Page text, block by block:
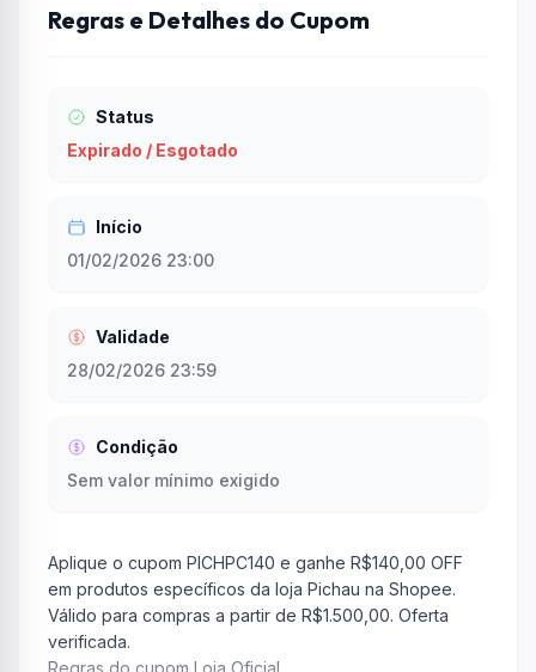
Regras e Detalhes do Cupom
Status
Expirado / Esgotado
Início
01/02/2026 23:00
Validade
28/02/2026 23:59
Condição
Sem valor mínimo exigido
Aplique o cupom PICHPC140 e ganhe R$140,00 OFF
em produtos específicos da loja Pichau na Shopee.
Válido para compras a partir de R$1.500,00. Oferta
verificada.
Regras do cupom Loja Oficial